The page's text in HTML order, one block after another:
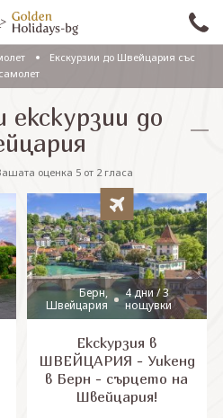
Екскурзии до Швейцария със
самолет
екскурзии до
оценка 5от 2гласа
Берн,
Швейцария
4 дни / 3
нощувки
Екскурзия в
ШВЕЙЦАРИЯ - Уикенд
в Берн - сърцето на
Швейцария!